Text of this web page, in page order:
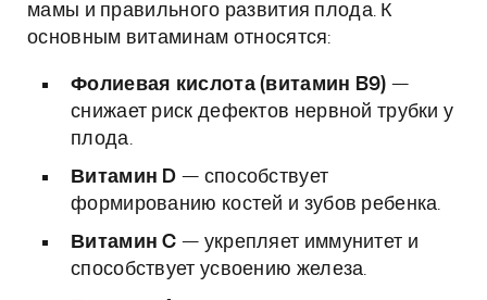
мамы и правильного развития плода. К
основным витаминам относятся:
Фолиевая кислота (витамин B9) —
снижает риск дефектов нервной трубки у
плода.
Витамин D — способствует
формированию костей и зубов ребенка.
Витамин C — укрепляет иммунитет и
способствует усвоению железа.